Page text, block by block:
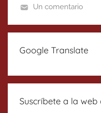
Un comentario
Google Translate
Suscríbete a la